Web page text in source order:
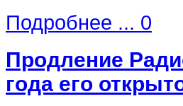
Подробнее ... 0
Продление
года его